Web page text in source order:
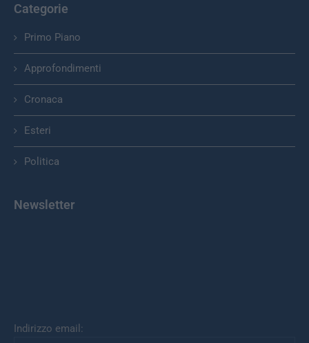
Categorie
Primo Piano
Approfondimenti
Cronaca
Esteri
Politica
Newsletter
Indirizzo email: